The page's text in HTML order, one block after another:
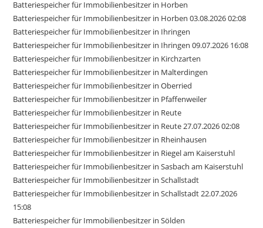
Batteriespeicher für Immobilienbesitzer in Horben
Batteriespeicher für Immobilienbesitzer in Horben 03.08.2026 02:08
Batteriespeicher für Immobilienbesitzer in Ihringen
Batteriespeicher für Immobilienbesitzer in Ihringen 09.07.2026 16:08
Batteriespeicher für Immobilienbesitzer in Kirchzarten
Batteriespeicher für Immobilienbesitzer in Malterdingen
Batteriespeicher für Immobilienbesitzer in Oberried
Batteriespeicher für Immobilienbesitzer in Pfaffenweiler
Batteriespeicher für Immobilienbesitzer in Reute
Batteriespeicher für Immobilienbesitzer in Reute 27.07.2026 02:08
Batteriespeicher für Immobilienbesitzer in Rheinhausen
Batteriespeicher für Immobilienbesitzer in Riegel am Kaiserstuhl
Batteriespeicher für Immobilienbesitzer in Sasbach am Kaiserstuhl
Batteriespeicher für Immobilienbesitzer in Schallstadt
Batteriespeicher für Immobilienbesitzer in Schallstadt 22.07.2026
15:08
Batteriespeicher für Immobilienbesitzer in Sölden